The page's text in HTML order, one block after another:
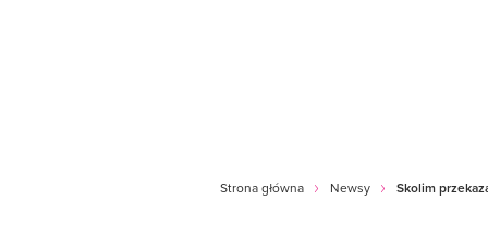
Strona główna Newsy Skolim